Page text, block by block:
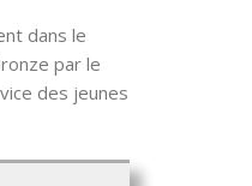
dans le
par le
des jeunes